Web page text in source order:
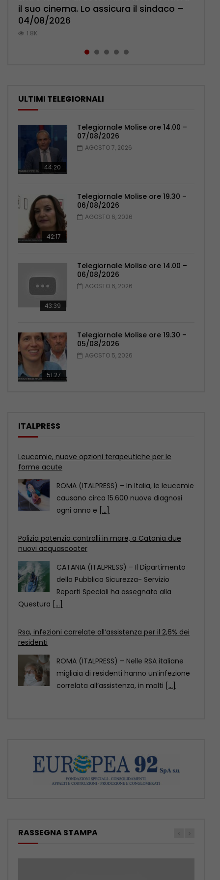
il suo cinema. Lo assicura il sindaco –
04/08/2026
1.8K
l’ambulatorio per curare l’osteoporosi
– 06/08/2026
1.1K
Pensionati: più relazioni e servizi di
prossimità – 04/08/2026
1.1K
Polizia: impegno nel rafforzare organici
– 05/08/2026
1K
pronuncia sul ricongiungimento –
06/08/2026
0.9K
ULTIMI TELEGIORNALI
44:20
Telegiornale Molise ore 14.00 –
07/08/2026
AGOSTO 7, 2026
42:17
Telegiornale Molise ore 19.30 –
06/08/2026
AGOSTO 6, 2026
43:39
Telegiornale Molise ore 14.00 –
06/08/2026
AGOSTO 6, 2026
51:27
Telegiornale Molise ore 19.30 –
05/08/2026
AGOSTO 5, 2026
ITALPRESS
Leucemie, nuove opzioni terapeutiche per le
forme acute
ROMA (ITALPRESS) – In Italia, le leucemie
causano circa 15.600 nuove diagnosi
ogni anno e [...]
Polizia potenzia controlli in mare, a Catania due
nuovi acquascooter
CATANIA (ITALPRESS) – Il Dipartimento
della Pubblica Sicurezza- Servizio
Reparti Speciali ha assegnato alla
Questura [...]
Rsa, infezioni correlate all’assistenza per il 2,6% dei
residenti
ROMA (ITALPRESS) – Nelle RSA italiane
migliaia di residenti hanno un’infezione
correlata all’assistenza, in molti [...]
RASSEGNA STAMPA